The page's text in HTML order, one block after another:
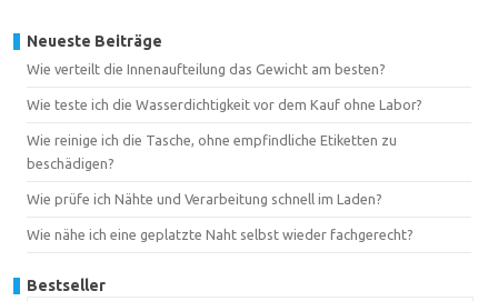
Neueste Beiträge
Wie verteilt die Innenaufteilung das Gewicht am besten?
Wie teste ich die Wasserdichtigkeit vor dem Kauf ohne Labor?
Wie reinige ich die Tasche, ohne empfindliche Etiketten zu
beschädigen?
Wie prüfe ich Nähte und Verarbeitung schnell im Laden?
Wie nähe ich eine geplatzte Naht selbst wieder fachgerecht?
Bestseller